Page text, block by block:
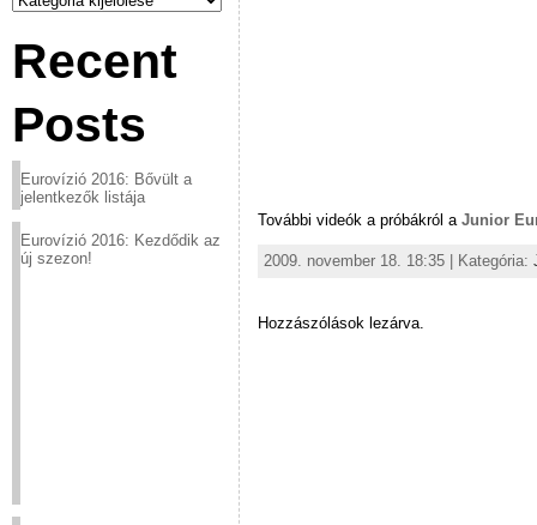
Recent
Posts
Eurovízió 2016: Bővült a
jelentkezők listája
Eurovízió 2016: Kezdődik az
új szezon!
További videók a próbákról a Junior
2009. november 18. 18:35 | Kategória:
Hozzászólások lezárva.